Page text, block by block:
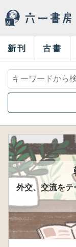
新刊 古書
外交、交流を